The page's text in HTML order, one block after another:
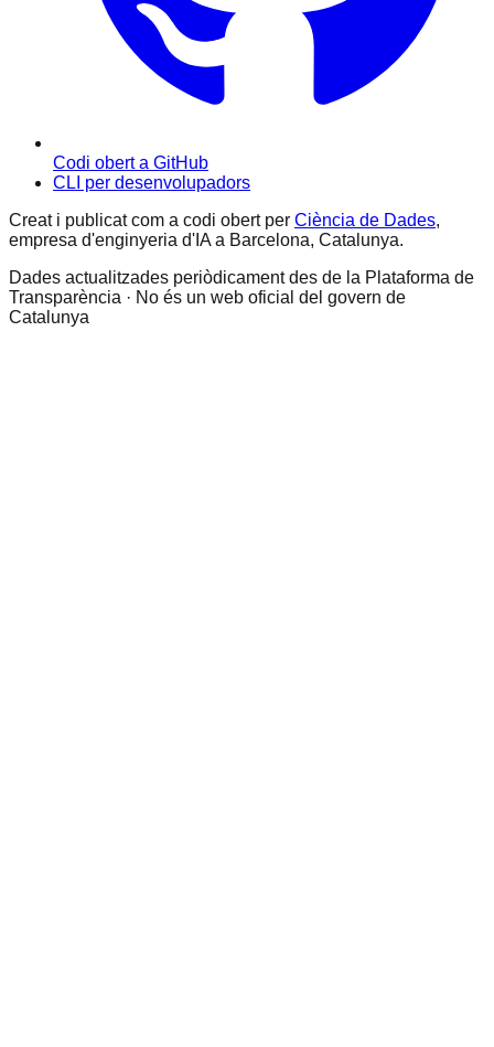
Codi obert a GitHub
CLI per desenvolupadors
Creat i publicat com a codi obert per Ciència de Dades,
empresa d'enginyeria d'IA a Barcelona, Catalunya.
Dades actualitzades periòdicament des de la Plataforma de
Transparència · No és un web oficial del govern de
Catalunya